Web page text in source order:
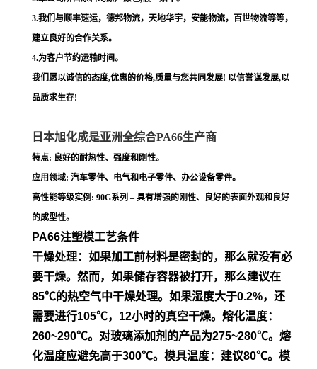
3.我们与顺丰速运，德邦物流，天地华宇，安能物流，百世物流等等，
建立良好的合作关系。
4.为客户节约运输时间。
我们愿以诚信的态度,优惠的价格,质量与您共同发展! 以信誉谋发展,以
品质求生存!
日本旭化成是亚洲全综合PA66生产商
特点: 良好的耐热性、强度和刚性。
应用领域: 汽车零件、电气和电子零件、办公设备零件。
高性能等级实例: 90G系列 – 具有增强的刚性、良好的表面外观和良好
的成型性。
PA66注塑模工艺条件
干燥处理：如果加工前材料是密封的，那么就没有必
要干燥。然而，如果储存容器被打开，那么建议在
85℃的热空气中干燥处理。如果湿度大于0.2%，还
需要进行105℃，12小时的真空干燥。 熔化温度：
260~290℃。对玻璃添加剂的产品为275~280℃。熔
化温度应避免高于300℃。模具温度：建议80℃。模